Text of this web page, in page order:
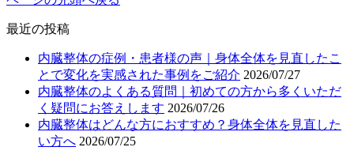
最近の投稿
内臓整体の症例・患者様の声｜身体全体を見直したこ
とで変化を実感された事例をご紹介 2026/07/27
内臓整体のよくある質問｜初めての方から多くいただ
く疑問にお答えします 2026/07/26
内臓整体はどんな方におすすめ？身体全体を見直した
い方へ 2026/07/25